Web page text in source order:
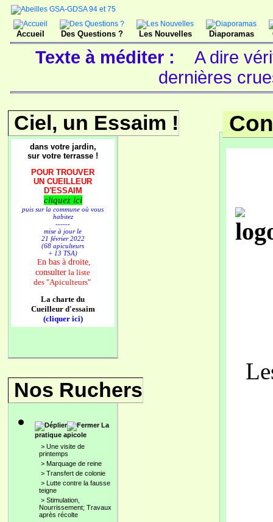
Accueil Des Questions ? Les Nouvelles Diaporamas
Texte à méditer :
A dire
dernières
Ciel, un Essaim !
dans votre jardin,
sur votre terrasse !
POUR TROUVER
UN CUEILLEUR
D'ESSAIM
cliquez ici
puis sur la commune où vous
habitez
------
mise à jour le
21 février 2022
(68 apiculteurs
+ 13 TSA)
En bas à droite,
consulter la liste
des "Apiculteurs"
La charte du
Cueilleur d'essaim
(cliquer ici)
Nos Ruchers
La
pratique apicole
> Une visite de
printemps
> Marquage de reine
> Transfert de colonie
> Lutte contre la fausse
teigne
> Stimulation,
Nourrissement; Travaux
après récolte